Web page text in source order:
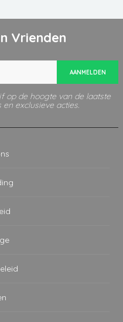
Vrienden
AANMELDEN
op de hoogte van de laatste
en exclusieve acties.